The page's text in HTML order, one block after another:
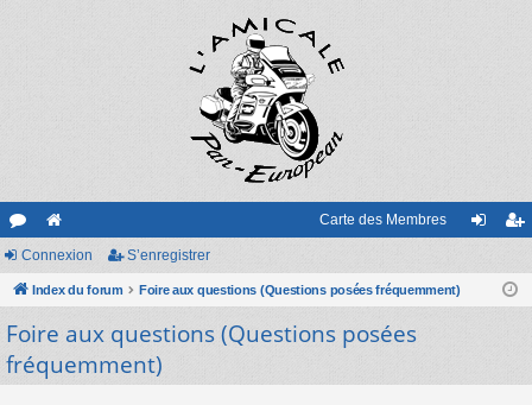
or
u
m
s
e
sit
e
Carte des Membres
nr
Connexion S’enregistrer
Index du forum Foire aux questions (Questions posées fréquemment)
Foire aux questions (Questions posées
fréquemment)